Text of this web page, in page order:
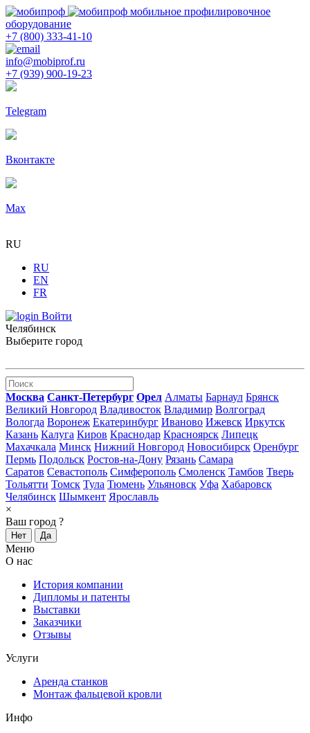
мобильное профилировочное
оборудование
+7 (800) 333-41-10
info@mobiprof.ru
+7 (939) 900-19-23
Telegram
Вконтакте
Max
RU
RU
EN
FR
Войти
Челябинск
Выберите город
Москва Санкт-Петербург Орел Алматы Барнаул Брянск
Великий Новгород Владивосток Владимир Волгоград
Вологда Воронеж Екатеринбург Иваново Ижевск Иркутск
Казань Калуга Киров Краснодар Красноярск Липецк
Махачкала Минск Нижний Новгород Новосибирск Оренбург
Пермь Подольск Ростов-на-Дону Рязань Самара
Саратов Севастополь Симферополь Смоленск Тамбов Тверь
Тольятти Томск Тула Тюмень Ульяновск Уфа Хабаровск
Челябинск Шымкент Ярославль
×
Ваш город ?
Нет Да
Меню
О нас
История компании
Дипломы и патенты
Выставки
Заказчики
Отзывы
Услуги
Аренда станков
Монтаж фальцевой кровли
Инфо